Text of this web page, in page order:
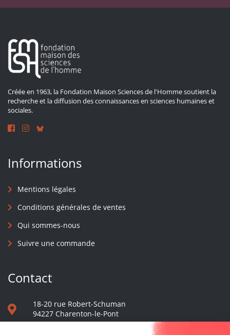
Créée en 1963, la Fondation Maison Sciences de l'Homme soutient la
recherche et la diffusion des connaissances en sciences humaines et
sociales.
Informations
Mentions légales
Conditions générales de ventes
Qui sommes-nous
Suivre une commande
Contact
18-20 rue Robert-Schuman
94227 Charenton-le-Pont